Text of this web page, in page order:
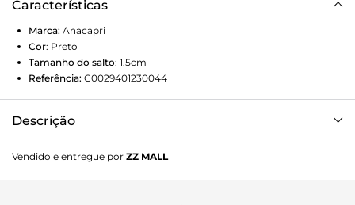
Características
Marca: Anacapri
Cor: Preto
Tamanho do salto: 1.5cm
Referência: C0029401230044
Descrição
com shape slim possui solado flat emborrachado com leve
saltinho e biqueira arredondada. Traz tira fina central que
Vendido e entregue por ZZ MALL